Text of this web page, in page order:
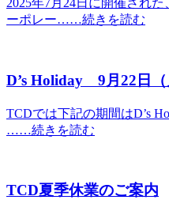
2025年7月24日に開催され
ーポレー……続きを読む
D’s Holiday 9月22日
TCDでは下記の期間はD’s
……続きを読む
TCD夏季休業のご案内